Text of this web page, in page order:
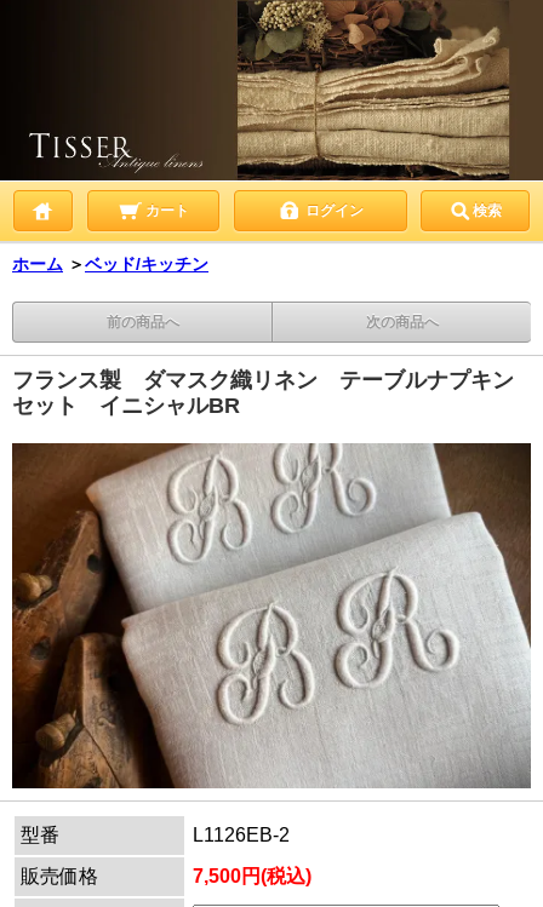
カート ログイン 検索
ホーム ＞ベッド/キッチン
前の商品へ 次の商品へ
フランス製 ダマスク織リネン テーブルナプキン
セット イニシャルBR
型番
L1126EB-2
販売価格
7,500円(税込)